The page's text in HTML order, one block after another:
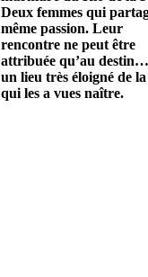
Deux femmes qui
même passion. Leur
rencontre ne peut être
attribuée qu’au
un lieu très éloigné de
qui les a vues naître.